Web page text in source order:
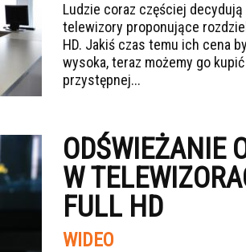
Ludzie coraz częściej decydują
telewizory proponujące
HD. Jakiś czas temu ich cena
wysoka, teraz możemy go kupić
przystępnej...
ODŚWIEŻANIE
W
FULL HD
WIDEO